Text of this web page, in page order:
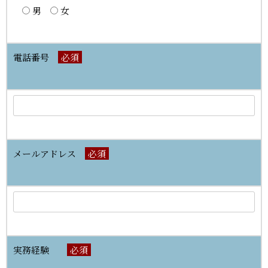
男 女
電話番号 必須
メールアドレス 必須
実務経験 必須